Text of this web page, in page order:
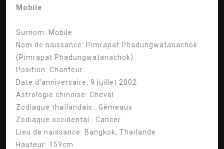
Mobile
Surnom: Mobile
Nom de naissance: Pimrapat Phadungwatanachok
(Pimrapat Phadungwatanachok)
Position: Chanteur
Date d'anniversaire: 9 juillet 2002
Astrologie chinoise: Cheval
Zodiaque thaïlandais : Gémeaux
Zodiaque occidental : Cancer
Lieu de naissance: Bangkok, Thaïlande
Hauteur: 159cm